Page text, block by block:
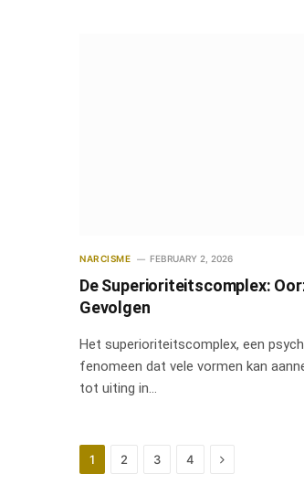
NARCISME FEBRUARY 2, 2026
De Superioriteitscomplex:
Gevolgen
Het superioriteitscomplex, een
fenomeen dat vele vormen kan
tot uiting in…
1 2 3 4 Next